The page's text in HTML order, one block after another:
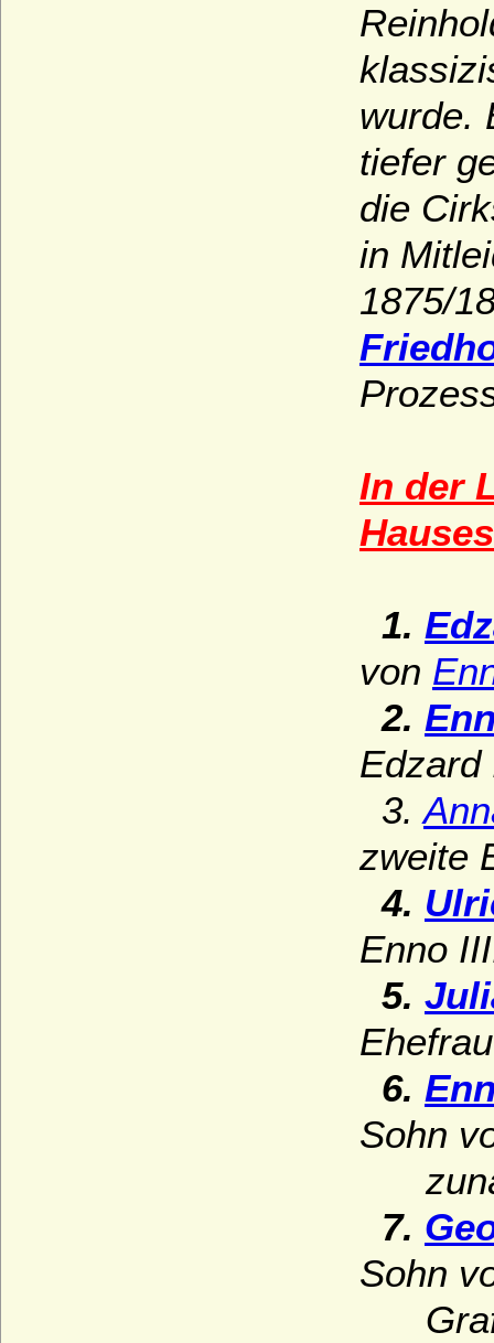
wurde.
tiefer
die
in
1875/
In der
1.
von
2.
Edzard
3.
zweite
4.
Enno
5.
6.
Sohn
7.
Sohn
Graf